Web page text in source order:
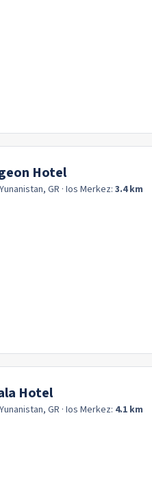
Hotel
GR · Ios Merkez: 3.4 km
Hotel
GR · Ios Merkez: 4.1 km